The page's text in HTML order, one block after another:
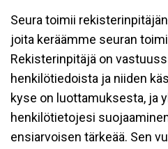
Seura toimii
joita keräämme seuran
Rekisterinpitäjä on
henkilötiedoista ja niiden
kyse on luottamuksesta, ja
henkilötietojesi
ensiarvoisen tärkeää. Sen